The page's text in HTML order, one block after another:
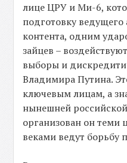
лице ЦРУ и Ми-6,
подготовку ведущего
контента, одним
зайцев –
выборы и
Владимира Путина.
ключевым лицам, а
нынешней
организован он теми
веками ведут борьбу